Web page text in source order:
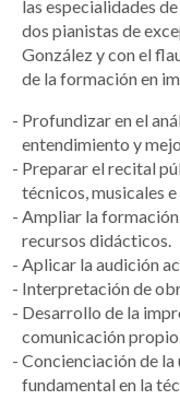
las especialidades
dos pianistas de
González y con el
de la formación en
Profundizar en el
entendimiento y
Preparar el recital
técnicos, musicales
Ampliar la
recursos didácticos.
Aplicar la audición
Interpretación de
Desarrollo de la
comunicación
Concienciación de
fundamental en la